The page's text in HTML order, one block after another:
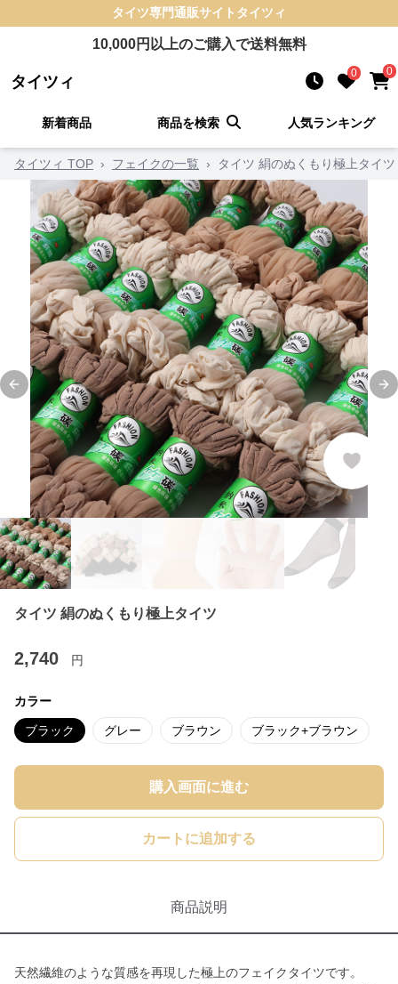
タイツ専門通販サイト タイツィ
10,000円以上のご購入で送料無料
タイツィ 0 0
新着商品 商品を検索 人気ランキング
タイツィ TOP › フェイクの一覧 › タイツ 絹のぬくもり極上タイツ
Previous slide
タイツ 絹のぬくもり極上タイツ
2,740 円
カラー
ブラック グレー ブラウン ブラック+ブラウン
購入画面に進む
カートに追加する
商品説明
天然繊維のような質感を再現した極上のフェイクタイツです。